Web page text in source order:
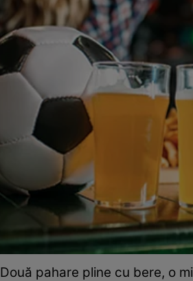
Două pahare pline cu bere, o